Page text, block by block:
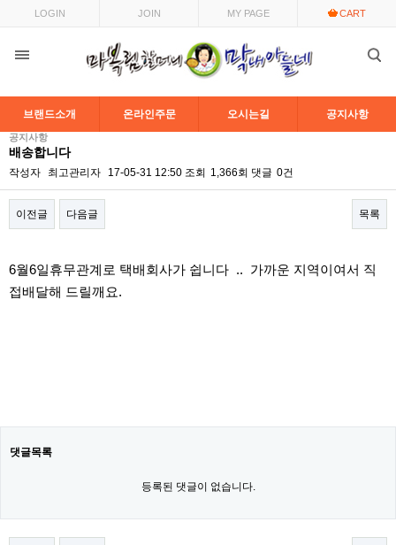
LOGIN JOIN MY PAGE CART
브랜드소개 온라인주문 오시는길 공지사항
공지사항
배송합니다
작성자 최고관리자 17-05-31 12:50 조회 1,366회 댓글 0건
이전글 다음글 목록
6월6일휴무관계로 택배회사가 쉽니다 .. 가까운 지역이여서 직
접배달해 드릴깨요.
댓글목록
등록된 댓글이 없습니다.